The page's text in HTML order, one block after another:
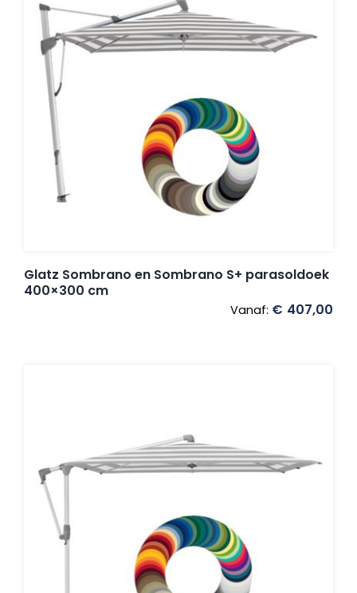
Glatz Sombrano en Sombrano S+ parasoldoek
400×300 cm
Vanaf: € 407,00